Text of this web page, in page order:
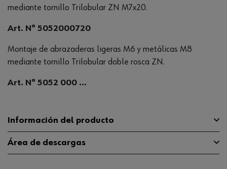
mediante tornillo Trilobular ZN M7x20.
Art. Nº 5052000720
Montaje de abrazaderas ligeras M6 y metálicas M8
mediante tornillo Trilobular doble rosca ZN.
Art. Nº 5052 000 ...
Información del producto
Material ST
Área de descargas